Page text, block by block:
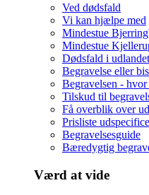
Ved dødsfald
Vi kan hjælpe med
Mindestue
Mindestue
Dødsfald i udlandet
Begravelse eller
Begravelsen -
Tilskud til
Få overblik over
Prisliste
Begravelsesguide
Bæredygtig
Værd at vide